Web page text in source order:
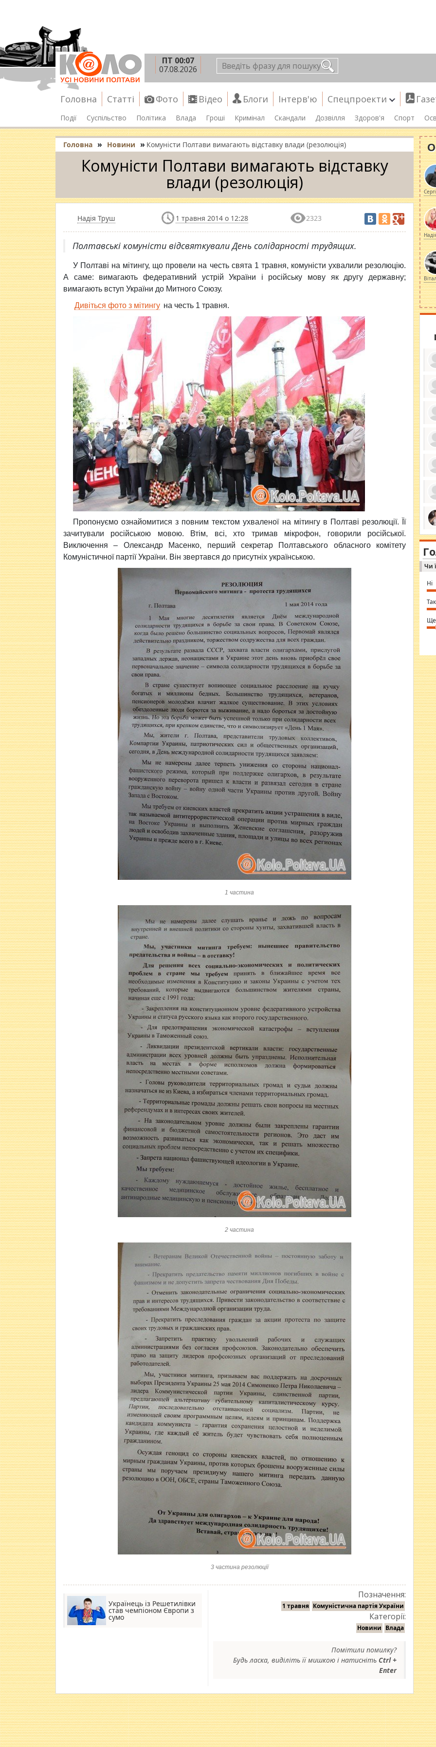
ПТ 00:07
07.08.2026
Головна Статті Фото Відео Блоги Інтерв'ю Спецпроекти
Події Суспільство Політика Влада Гроші Кримінал Скандали Дозвілля Здоров'я Спорт
Головна » Новини » Комуністи Полтави вимагають відставку влади (резолюція)
Комуністи Полтави вимагають відставку
влади (резолюція)
Надія Труш 1 травня 2014 о 12:28 2323
Полтавські комуністи відсвяткували День солідарності трудящих.
У Полтаві на мітингу, що провели на честь свята 1 травня, комуністи ухвалили резолюцію.
А саме: вимагають федеративний устрій України і російську мову як другу державну;
вимагають вступ України до Митного Союзу.
Дивіться фото з мітингу на честь 1 травня.
Пропонуємо ознайомитися з повним текстом ухваленої на мітингу в Полтаві резолюції. Її
зачитували російською мовою. Втім, всі, хто тримав мікрофон, говорили російської.
Виключення – Олександр Масенко, перший секретар Полтавського обласного комітету
Комуністичної партії України. Він звертався до присутніх українською.
1 частина
2 частина
3 частина резолюції
Українець із Решетилівки
став чемпіоном Європи з
сумо
Позначення:
1 травня Комуністична партія України
Категорії:
Новини Влада
Помітили помилку?
Будь ласка, виділіть її мишкою і натисніть Ctrl +
Enter
за
ми
in
⇒
Чи
Ні
Так
Ще